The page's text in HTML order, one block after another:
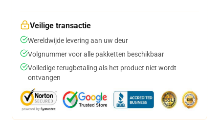
Veilige transactie
Wereldwijde levering aan uw deur
Volgnummer voor alle pakketten beschikbaar
Volledige terugbetaling als het product niet wordt
ontvangen